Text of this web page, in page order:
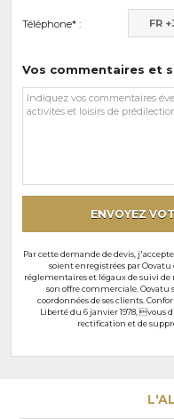
Téléphone* : FR
Vos commentaires et
Vos
commentaires
ENVOYEZ
Par cette demande de devis,
soient enregistrées par
réglementaires et légaux de suivi
son offre commerciale. Oovatu
coordonnées de ses clients.
Liberté du 6 janvier 1978, vous
rectification et de